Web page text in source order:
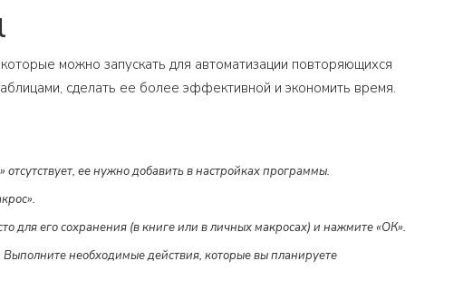
можно запускать для автоматизации повторяющихся
сделать ее более эффективной и экономить время.
ее нужно добавить в настройках программы.
для его сохранения (в книге или в личных макросах) и нажмите «ОК».
Выполните необходимые действия, которые вы планируете